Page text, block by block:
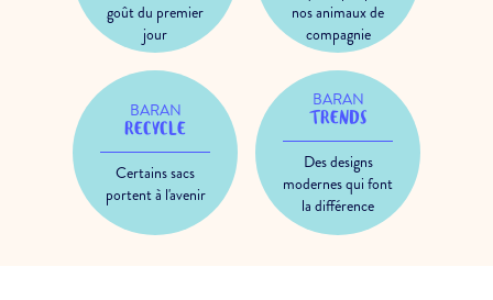
goût du premier
jour
nos animaux de
compagnie
BARAN
RECYCLE
Certains sacs
portent à l'avenir
BARAN
TRENDS
Des designs
modernes qui font
la différence